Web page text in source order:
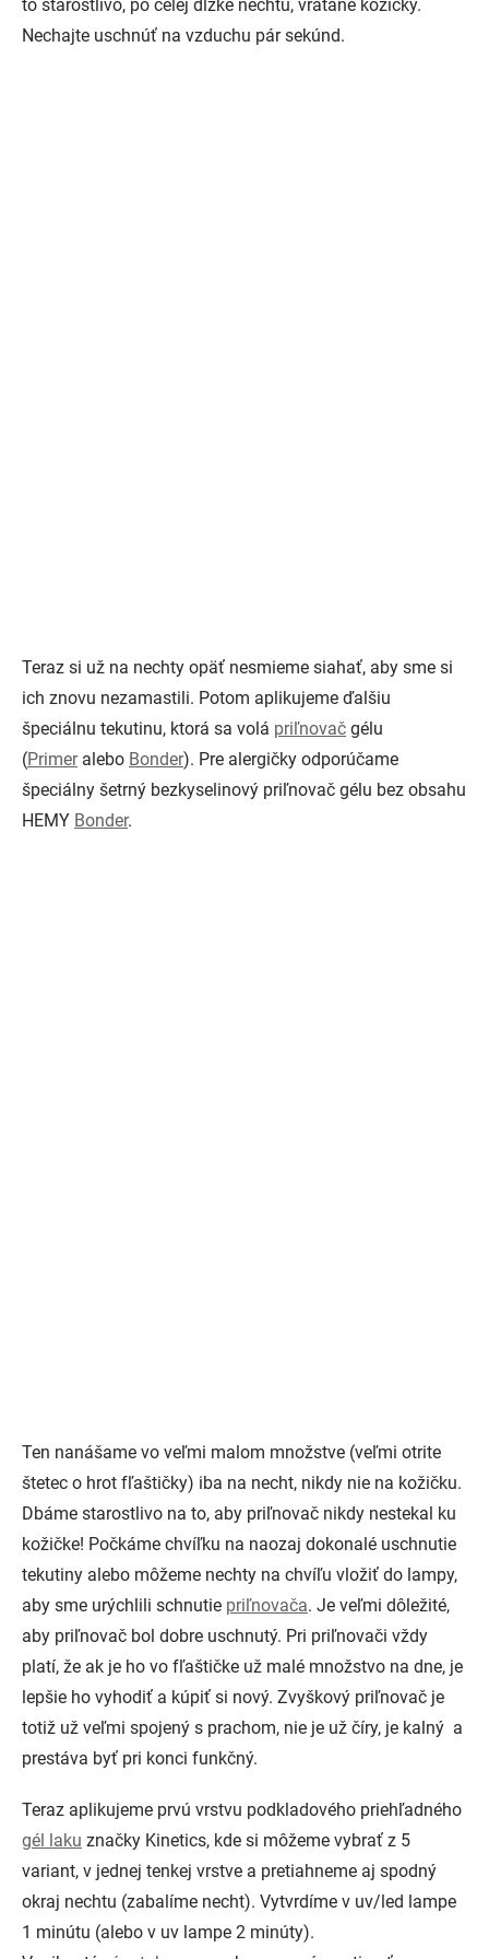
to starostlivo, po celej dĺžke nechtu, vrátane kožičky.
Nechajte uschnúť na vzduchu pár sekúnd.
Teraz si už na nechty opäť nesmieme siahať, aby sme si
ich znovu nezamastili. Potom aplikujeme ďalšiu
špeciálnu tekutinu, ktorá sa volá priľnovač gélu
(Primeralebo Bonder). Pre alergičky odporúčame
špeciálny šetrný bezkyselinový priľnovač gélu bez obsahu
HEMY Bonder.
Ten nanášame vo veľmi malom množstve (veľmi otrite
štetec o hrot fľaštičky) iba na necht, nikdy nie na kožičku.
Dbáme starostlivo na to, aby priľnovač nikdy nestekal ku
kožičke! Počkáme chvíľku na naozaj dokonalé uschnutie
tekutiny alebo môžeme nechty na chvíľu vložiť do lampy,
aby sme urýchlili schnutie priľnovača. Je veľmi dôležité,
aby priľnovač bol dobre uschnutý. Pri priľnovači vždy
platí, že ak je ho vo fľaštičke už malé množstvo na dne, je
lepšie ho vyhodiť a kúpiť si nový. Zvyškový priľnovač je
totiž už veľmi spojený s prachom, nie je už číry, je kalný a
prestáva byť pri konci funkčný.
Teraz aplikujeme prvú vrstvu podkladového priehľadného
gél laku značky Kinetics, kde si môžeme vybrať z 5
variant, v jednej tenkej vrstve a pretiahneme aj spodný
okraj nechtu (zabalíme necht). Vytvrdíme v uv/led lampe
1 minútu (alebo v uv lampe 2 minúty).